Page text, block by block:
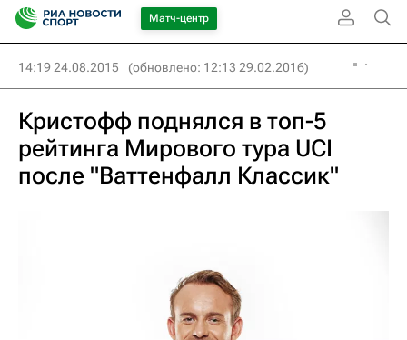
Матч-центр
14:19 24.08.2015 (обновлено: 12:13 29.02.2016)
Кристофф поднялся в топ-5
рейтинга Мирового тура UCI
после "Ваттенфалл Классик"